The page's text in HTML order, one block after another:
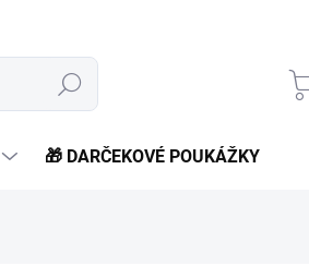
Hľadať
🎁 DARČEKOVÉ POUKÁŽKY